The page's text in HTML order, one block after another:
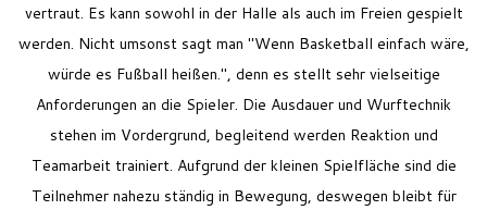
vertraut. Es kann sowohl in der Halle als auch im Freien gespielt
werden. Nicht umsonst sagt man "Wenn Basketball einfach wäre,
würde es Fußball heißen.", denn es stellt sehr vielseitige
Anforderungen an die Spieler. Die Ausdauer und Wurftechnik
stehen im Vordergrund, begleitend werden Reaktion und
Teamarbeit trainiert. Aufgrund der kleinen Spielfläche sind die
Teilnehmer nahezu ständig in Bewegung, deswegen bleibt für